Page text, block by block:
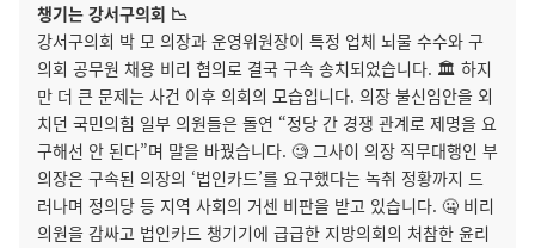
챙기는 강서구의회 📉
강서구의회 박 모 의장과 운영위원장이 특정 업체 뇌물 수수와 구
의회 공무원 채용 비리 혐의로 결국 구속 송치되었습니다. 🏛️ 하지
만 더 큰 문제는 사건 이후 의회의 모습입니다. 의장 불신임안을 외
치던 국민의힘 일부 의원들은 돌연 “정당 간 경쟁 관계로 제명을 요
구해선 안 된다”며 말을 바꿨습니다. 🧐 그사이 의장 직무대행인 부
의장은 구속된 의장의 ‘법인카드’를 요구했다는 녹취 정황까지 드
러나며 정의당 등 지역 사회의 거센 비판을 받고 있습니다. 🤐 비리
의원을 감싸고 법인카드 챙기기에 급급한 지방의회의 처참한 윤리